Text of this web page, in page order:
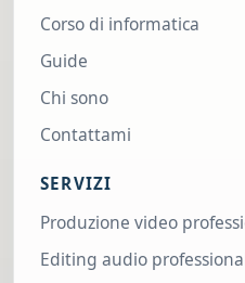
Corso di informatica
Guide
Chi sono
Contattami
SERVIZI
Produzione video
Editing audio